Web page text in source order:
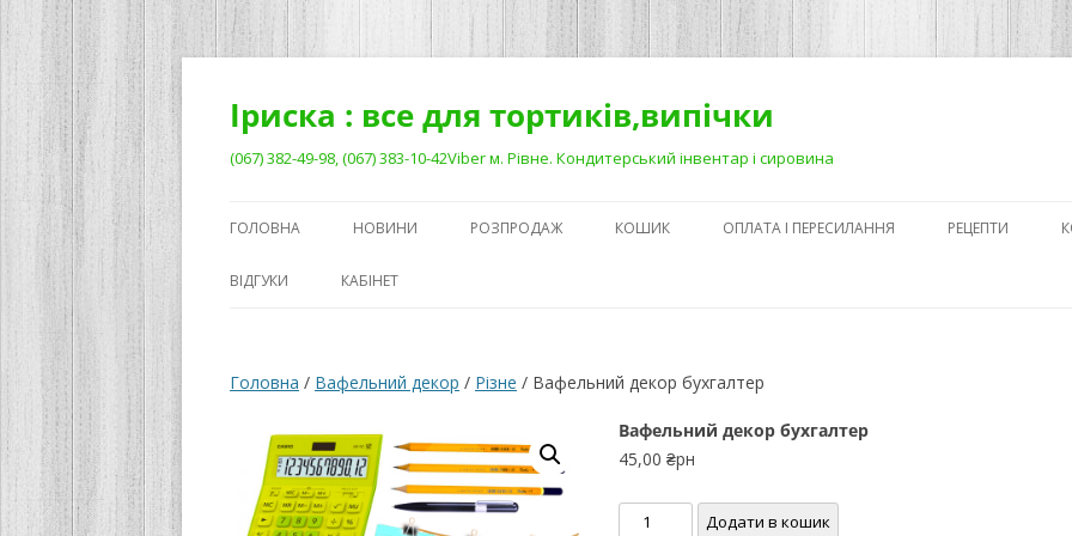
Перейти
Іриска : все для тортиків,випічки
(067) 382-49-98, (067) 383-10-42Viber м. Рівне. Кондитерський інвентар і сировина
ГОЛОВНА НОВИНИ РОЗПРОДАЖ КОШИК ОПЛАТА І ПЕРЕСИЛАННЯ РЕЦЕПТИ
АБО ЯК
ВІДГУКИ КАБІНЕТ
Головна / Вафельний декор / Різне / Вафельний декор бухгалтер
Вафельний декор бухгалтер
45,00 ₴рн
Вафельний Додати в кошик